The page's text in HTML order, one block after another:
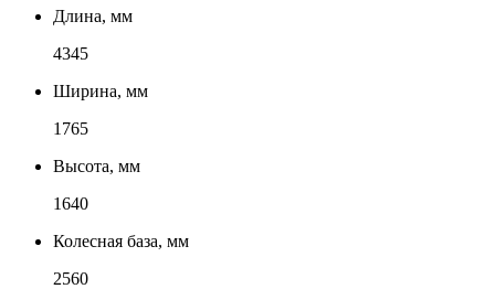
Длина, мм
4345
Ширина, мм
1765
Высота, мм
1640
Колесная база, мм
2560